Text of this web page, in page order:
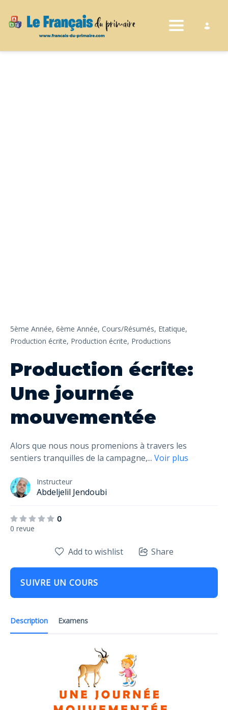
Toggle
5ème Année, 6ème Année, Cours/Résumés, Etatique,
Production écrite, Production écrite, Productions
Production écrite:
Une journée
mouvementée
Alors que nous nous promenions à travers les
sentiers tranquilles de la campagne,... Voir plus
Instructeur
Abdeljelil Jendoubi
0
0 revue
Description Examens
Add to wishlist Share
SUIVRE UN COURS